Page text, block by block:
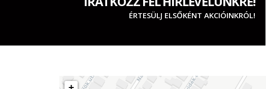
ÉRTESÜLJ ELSŐKÉNT AKCIÓINKRÓL!